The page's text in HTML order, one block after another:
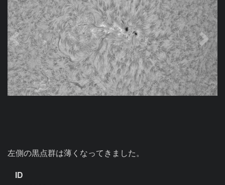
左側の黒点群は薄くなってきました。
ID